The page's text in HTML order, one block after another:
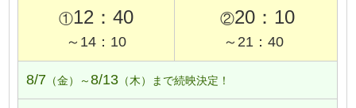
①12：40
～14：10
②20：10
～21：40
8/7 （金）～8/13 （木）まで続映決定！